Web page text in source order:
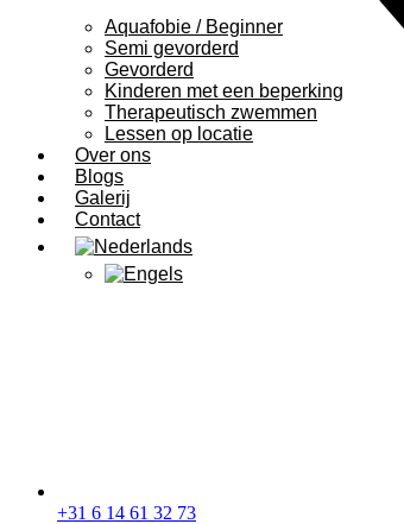
+31 6 14 61 32 73
Aquafobie / Beginner
Semi gevorderd
Gevorderd
Kinderen met een beperking
Therapeutisch zwemmen
Lessen op locatie
Over ons
Blogs
Galerij
Contact